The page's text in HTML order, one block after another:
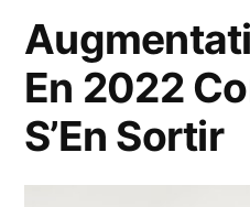
En 2022
S’En Sortir